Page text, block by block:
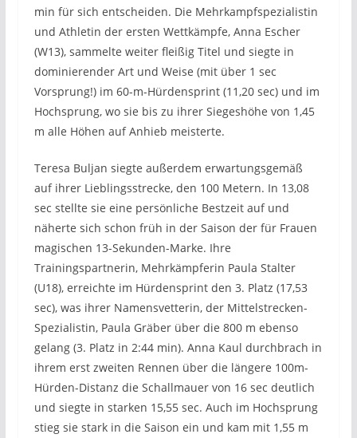
min für sich entscheiden. Die Mehrkampfspezialistin
und Athletin der ersten Wettkämpfe, Anna Escher
(W13), sammelte weiter fleißig Titel und siegte in
dominierender Art und Weise (mit über 1 sec
Vorsprung!) im 60-m-Hürdensprint (11,20 sec) und im
Hochsprung, wo sie bis zu ihrer Siegeshöhe von 1,45
m alle Höhen auf Anhieb meisterte.
Teresa Buljan siegte außerdem erwartungsgemäß
auf ihrer Lieblingsstrecke, den 100 Metern. In 13,08
sec stellte sie eine persönliche Bestzeit auf und
näherte sich schon früh in der Saison der für Frauen
magischen 13-Sekunden-Marke. Ihre
Trainingspartnerin, Mehrkämpferin Paula Stalter
(U18), erreichte im Hürdensprint den 3. Platz (17,53
sec), was ihrer Namensvetterin, der Mittelstrecken-
Spezialistin, Paula Gräber über die 800 m ebenso
gelang (3. Platz in 2:44 min). Anna Kaul durchbrach in
ihrem erst zweiten Rennen über die längere 100m-
Hürden-Distanz die Schallmauer von 16 sec deutlich
und siegte in starken 15,55 sec. Auch im Hochsprung
stieg sie stark in die Saison ein und kam mit 1,55 m